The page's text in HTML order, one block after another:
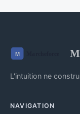
L'intuition ne
NAVIGATION